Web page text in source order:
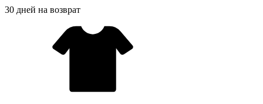
30 дней на возврат